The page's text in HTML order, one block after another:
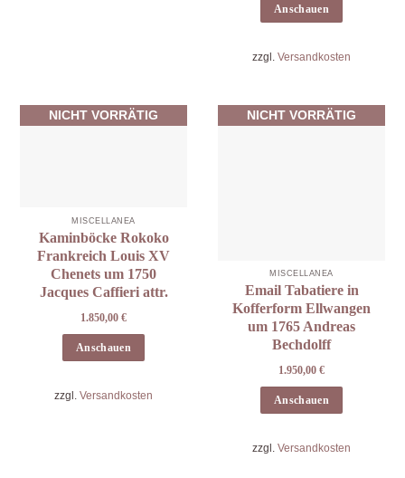
Anschauen
zzgl. Versandkosten
NICHT VORRÄTIG
MISCELLANEA
Kaminböcke Rokoko
Frankreich Louis XV
Chenets um 1750
Jacques Caffieri attr.
1.850,00 €
Anschauen
zzgl. Versandkosten
NICHT VORRÄTIG
MISCELLANEA
Email Tabatiere in
Kofferform Ellwangen
um 1765 Andreas
Bechdolff
1.950,00 €
Anschauen
zzgl. Versandkosten